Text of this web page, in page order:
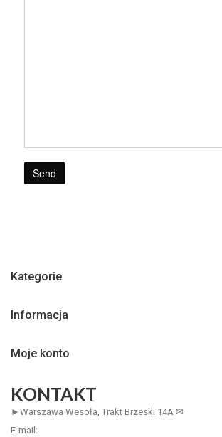
Kategorie
Informacja
Moje konto
KONTAKT
►Warszawa Wesoła, Trakt Brzeski 14A ✉
E-mail: